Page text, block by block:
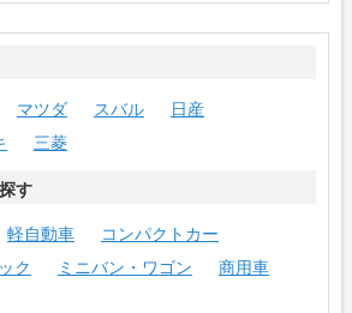
マツダ スバル
日産
三菱
す
軽自動車
コンパクトカー
ク
ミニバン・ワゴン
商用車